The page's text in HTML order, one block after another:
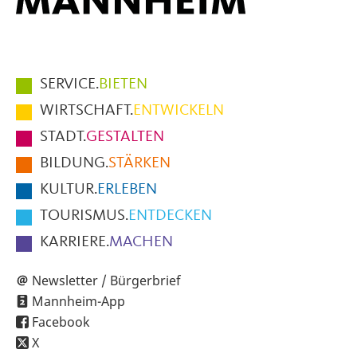
Hauptmenüpunkte
im
Fußbereich
der
Seite
SERVICE.BIETEN
WIRTSCHAFT.ENTWICKELN
STADT.GESTALTEN
BILDUNG.STÄRKEN
KULTUR.ERLEBEN
TOURISMUS.ENTDECKEN
KARRIERE.MACHEN
Newsletter / Bürgerbrief
Mannheim-App
Facebook
X